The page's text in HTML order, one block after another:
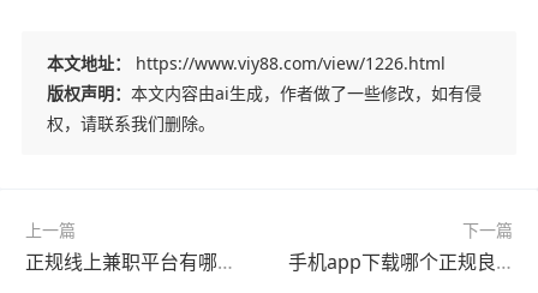
本文地址：
https://www.viy88.com/view/1226.html
版权声明： 本文内容由ai生成，作者做了一些修改，如有侵
权，请联系我们删除。
上一篇
正规线上兼职平台有哪些比较赚钱？2026最赚钱的app分享
下一篇
手机app下载哪个正规良心赚钱快？这四个软件都赚钱超快